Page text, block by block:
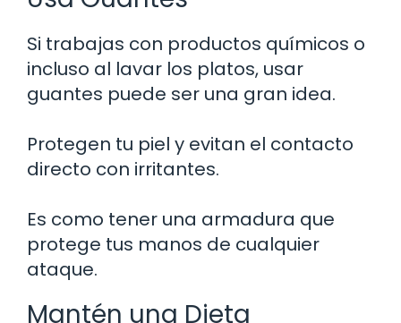
Si trabajas con productos químicos o
incluso al lavar los platos, usar
guantes puede ser una gran idea.
Protegen tu piel y evitan el contacto
directo con irritantes.
Es como tener una armadura que
protege tus manos de cualquier
ataque.
Mantén una Dieta